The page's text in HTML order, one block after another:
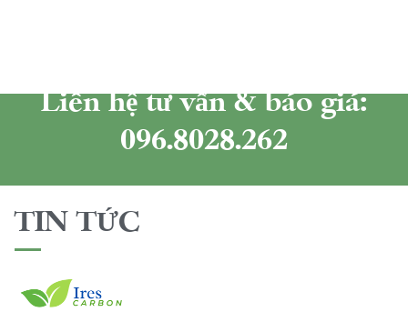
Liên hệ tư vấn & báo giá:
096.8028.262
TIN TỨC